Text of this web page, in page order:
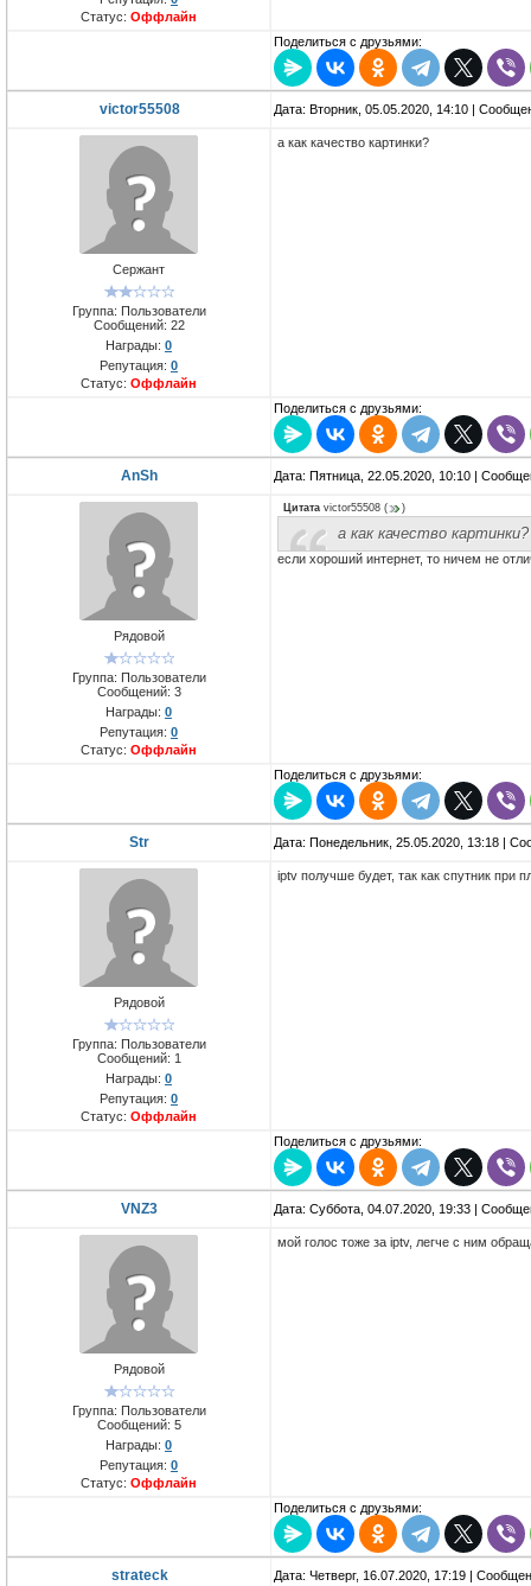
Статус: Оффлайн
Поделиться с друзьями:
victor55508 Дата: Вторник, 05.05.2020, 14:10 |
Сержант
Группа: Пользователи
Сообщений: 22
Награды: 0
Репутация: 0
Статус: Оффлайн
а как качество картинки?
Поделиться с друзьями:
AnSh Дата: Пятница, 22.05.2020, 10:10 |
Рядовой
Группа: Пользователи
Сообщений: 3
Награды: 0
Репутация: 0
Статус: Оффлайн
Цитата victor55508 ( )
а как качество картинки?
если хороший интернет, то ничем не
Поделиться с друзьями:
Str Дата: Понедельник, 25.05.2020, 13:18 |
Рядовой
Группа: Пользователи
Сообщений: 1
Награды: 0
Репутация: 0
Статус: Оффлайн
iptv получше будет, так как спутник при
Поделиться с друзьями:
VNZ3 Дата: Суббота, 04.07.2020, 19:33 |
Рядовой
Группа: Пользователи
Сообщений: 5
Награды: 0
Репутация: 0
Статус: Оффлайн
мой голос тоже за iptv, легче с ним
Поделиться с друзьями:
strateck Дата: Четверг, 16.07.2020, 17:19 |